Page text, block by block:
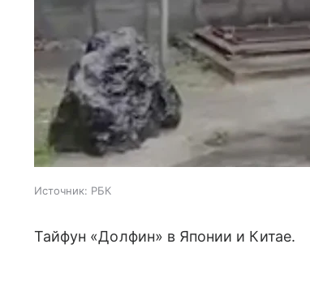
Источник: РБК
Тайфун «Долфин» в Японии и Китае.